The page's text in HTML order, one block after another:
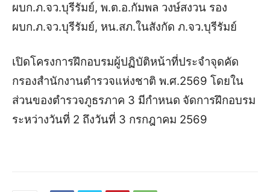
ผบก.ภ.จว.บุรีรัมย์, พ.ต.อ.กัมพล วงษ์สงวน รอง
ผบก.ภ.จว.บุรีรัมย์, หน.สภ.ในสังกัด ภ.จว.บุรีรัมย์
เปิดโครงการฝึกอบรมผู้ปฏิบัติหน้าที่ประจำจุดคัด
กรองสำนักงานตำรวจแห่งชาติ พ.ศ.2569 โดยใน
ส่วนของตำรวจภูธรภาค 3 มีกำหนด จัดการฝึกอบรม
ระหว่างวันที่ 2 ถึงวันที่ 3 กรกฎาคม 2569